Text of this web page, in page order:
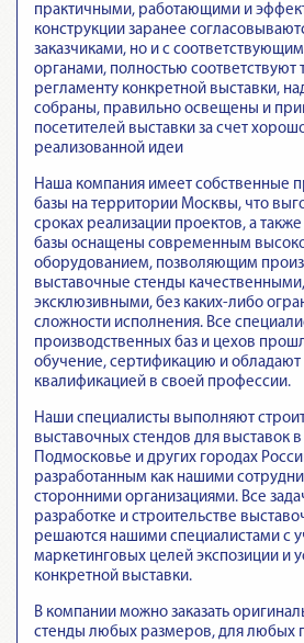
практичными, работающими и
конструкции заранее
заказчиками, но и с
органами, полностью соответствуют
регламенту конкретной выставки,
собраны, правильно освещены и
посетителей выставки за счет
реализованной идеи
Наша компания имеет собственные
базы на территории Москвы, что
сроках реализации проектов, а
базы оснащены современным
оборудованием, позволяющим
выставочные стенды
эксклюзивными, без каких-либо
сложности исполнения. Все
производственных баз и цехов
обучение, сертификацию и
квалификацией в своей профессии.
Наши специалисты выполняют
выставочных стендов для выставок
Подмосковье и других городах
разработанным как нашими
сторонними организациями. Все
разработке и строительстве
решаются нашими специалистами с
маркетинговых целей экспозиции и
конкретной выставки.
В компании можно заказать
стенды любых размеров, для любых